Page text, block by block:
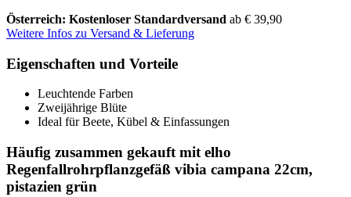
Österreich: Kostenloser Standardversand ab € 39,90
Weitere Infos zu Versand & Lieferung
Eigenschaften und Vorteile
Leuchtende Farben
Zweijährige Blüte
Ideal für Beete, Kübel & Einfassungen
Häufig zusammen gekauft mit elho
Regenfallrohrpflanzgefäß vibia campana 22cm,
pistazien grün